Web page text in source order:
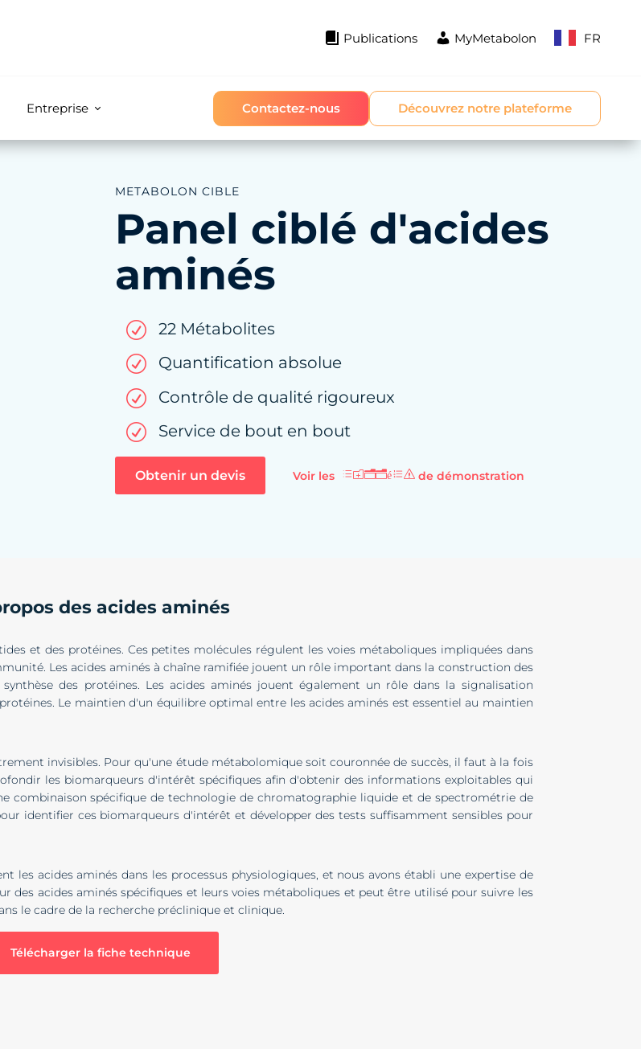
Publications MyMetabolon FR
Entreprise Contactez-nous Découvrez notre plateforme
METABOLON CIBLE
Panel ciblé d'acides
aminés
R 22 Métabolites
R Quantification absolue
R Contrôle de qualité rigoureux
R Service de bout en bout
Obtenir un devis Voir les donnéesde démonstration
des acides aminés
et des protéines. Ces petites molécules régulent les voies métaboliques impliquées dans
Les acides aminés à chaîne ramifiée jouent un rôle important dans la construction des
des protéines. Les acides aminés jouent également un rôle dans la signalisation
Le maintien d'un équilibre optimal entre les acides aminés est essentiel au maintien
invisibles. Pour qu'une étude métabolomique soit couronnée de succès, il faut à la fois
les biomarqueurs d'intérêt spécifiques afin d'obtenir des informations exploitables qui
combinaison spécifique de technologie de chromatographie liquide et de spectrométrie de
identifier ces biomarqueurs d'intérêt et développer des tests suffisamment sensibles pour
les acides aminés dans les processus physiologiques, et nous avons établi une expertise de
des acides aminés spécifiques et leurs voies métaboliques et peut être utilisé pour suivre les
le cadre de la recherche préclinique et clinique.
Télécharger la fiche technique